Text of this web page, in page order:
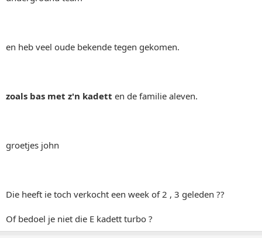
en heb veel oude bekende tegen gekomen.
zoals bas met z'n kadett en de familie aleven.
groetjes john
Die heeft ie toch verkocht een week of 2 , 3 geleden ??
Of bedoel je niet die E kadett turbo ?